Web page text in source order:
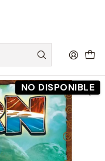
a Regiones sobre
- Cairn - Español
NO DISPONIBLE